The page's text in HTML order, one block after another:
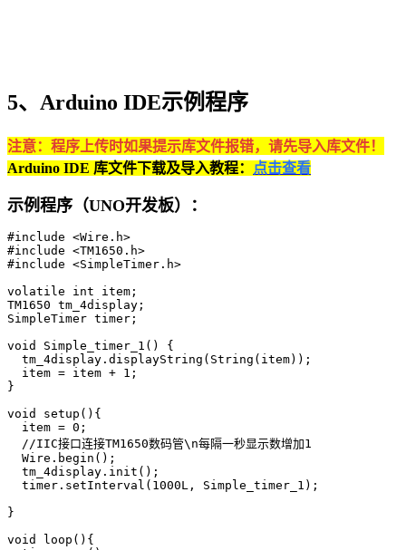
5、Arduino IDE示例程序
注意：程序上传时如果提示库文件报错，请先导入库文件！
Arduino IDE 库文件下载及导入教程： 点击查看
示例程序（UNO开发板）：
#include <Wire.h>
#include <TM1650.h>
#include <SimpleTimer.h>
volatile int item;
TM1650 tm_4display;
SimpleTimer timer;
void Simple_timer_1() {
  tm_4display.displayString(String(item));
  item = item + 1;
}
void setup(){
  item = 0;
  //IIC接口连接TM1650数码管\n每隔一秒显示数增加1
  Wire.begin();
  tm_4display.init();
  timer.setInterval(1000L, Simple_timer_1);
}
void loop(){